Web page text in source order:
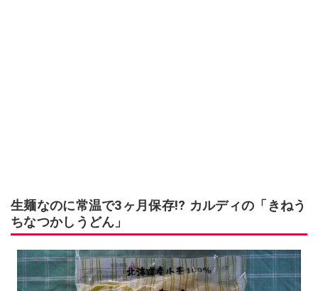
生麺なのに常温で3ヶ月保存!? カルディの「きねう
ちなつかしうどん」